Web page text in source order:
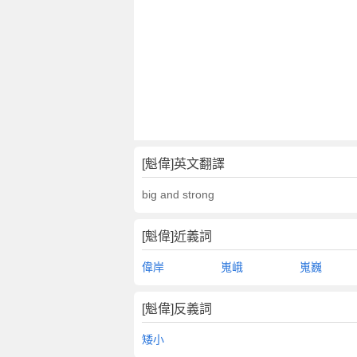
[魁偉]英文翻譯
big and strong
[魁偉]近義詞
偉岸 嵬峨 嵬巍
[魁偉]反義詞
矮小